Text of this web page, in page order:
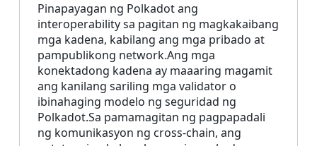
Pinapayagan ng Polkadot ang
interoperability sa pagitan ng magkakaibang
mga kadena, kabilang ang mga pribado at
pampublikong network.Ang mga
konektadong kadena ay maaaring magamit
ang kanilang sariling mga validator o
ibinahaging modelo ng seguridad ng
Polkadot.Sa pamamagitan ng pagpapadali
ng komunikasyon ng cross-chain, ang